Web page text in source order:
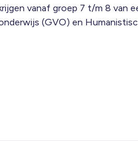
vanaf groep 7 t/m 8 van
(GVO) en